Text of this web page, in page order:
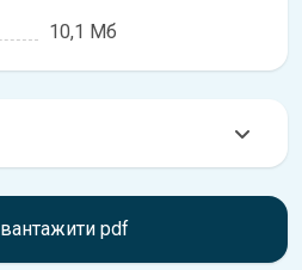
10,1 Мб
з характеристиками
Можливі розбіжності,
pdf